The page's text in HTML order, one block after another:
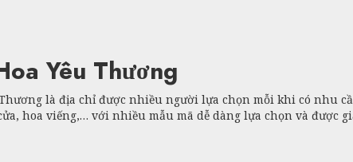
Yêu Thương
là địa chỉ được nhiều người lựa chọn mỗi khi có nhu
hoa viếng,… với nhiều mẫu mã dễ dàng lựa chọn và được